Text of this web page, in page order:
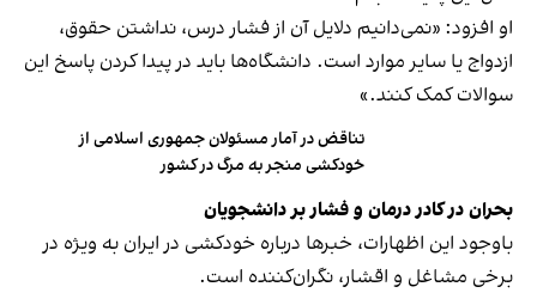
او افزود: «نمی‌دانیم دلایل آن از فشار درس، نداشتن حقوق،
ازدواج یا سایر موارد است. دانشگاه‌ها باید در پیدا کردن پاسخ این
سوالات کمک کنند.»
تناقض در آمار مسئولان جمهوری اسلامی از
خودکشی منجر به مرگ در کشور
بحران در کادر درمان و فشار بر دانشجویان
باوجود این اظهارات، خبرها درباره خودکشی در ایران به ویژه در
برخی مشاغل و اقشار، نگران‌کننده است.